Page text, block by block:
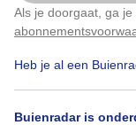
Als je doorgaat, ga
Heb je al een
Buienradar is
Zon Wolken
Klik